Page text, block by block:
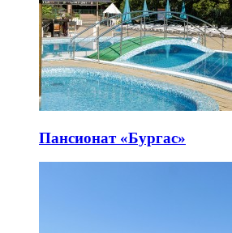
Пансионат «Бургас»